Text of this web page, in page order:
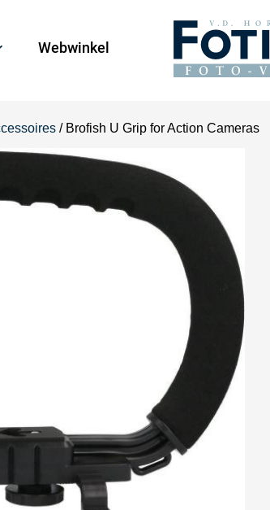
Webwinkel
/ Brofish U Grip for Action Cameras